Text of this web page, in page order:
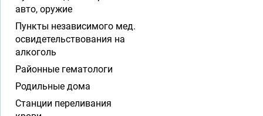
авто, оружие
Пункты независимого мед.
освидетельствования на
алкоголь
Районные гематологи
Родильные дома
Станции переливания